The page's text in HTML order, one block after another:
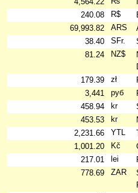
240.08
R$
69,993.82
ARS
38.40
SFr.
81.24
NZ$
179.39
zł
3,441
руб
458.94
kr
453.53
kr
2,231.66
YTL
1,001.20
Kč
217.01
lei
778.69
ZAR